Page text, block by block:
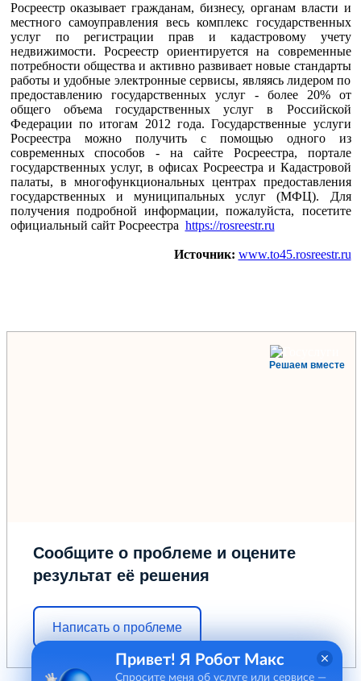
Росреестр оказывает гражданам, бизнесу, органам власти и
местного самоуправления весь комплекс государственных
услуг по регистрации прав и кадастровому учету
недвижимости. Росреестр ориентируется на современные
потребности общества и активно развивает новые стандарты
работы и удобные электронные сервисы, являясь лидером по
предоставлению государственных услуг - более 20% от
общего объема государственных услуг в Российской
Федерации по итогам 2012 года. Государственные услуги
Росреестра можно получить с помощью одного из
современных способов - на сайте Росреестра, портале
государственных услуг, в офисах Росреестра и Кадастровой
палаты, в многофункциональных центрах предоставления
государственных и муниципальных услуг (МФЦ). Для
получения подробной информации, пожалуйста, посетите
официальный сайт Росреестра https://rosreestr.ru
Источник: www.to45.rosreestr.ru
Решаем вместе
Сообщите о проблеме и оцените
результат её решения
Написать о проблеме
Привет! Я Робот Макс
Спросите меня об услуге или сервисе —